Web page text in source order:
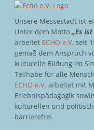
Unsere Messestadt ist
Unter dem Motto „Es
arbeitet ECHO e.V. seit
gemäß dem Anspruch
kulturelle Bildung im
Teilhabe für alle
ECHO e.V. arbeitet mit
Erlebnispädagogik
kulturellen und
barrierefrei.